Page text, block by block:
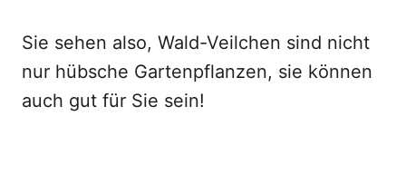
Sie sehen also, Wald-Veilchen sind nicht
nur hübsche Gartenpflanzen, sie können
auch gut für Sie sein!